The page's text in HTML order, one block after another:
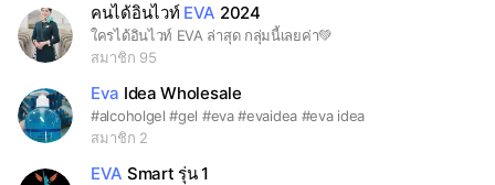
คนได้อินไวท์ EVA 2024
ใครได้อินไวท์ EVA ล่าสุด กลุ่มนี้เลยค่า💚
สมาชิก 95
Eva Idea Wholesale
#alcoholgel #gel #eva #evaidea #eva idea
สมาชิก 2
EVA Smart รุ่น 1